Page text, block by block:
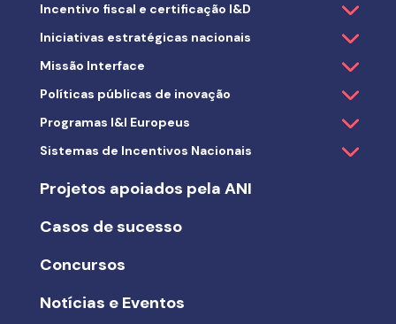
Incentivo fiscal e certificação I&D
Iniciativas estratégicas nacionais
Missão Interface
Políticas públicas de inovação
Programas I&I Europeus
Sistemas de Incentivos Nacionais
Projetos apoiados pela ANI
Casos de sucesso
Concursos
Notícias e Eventos